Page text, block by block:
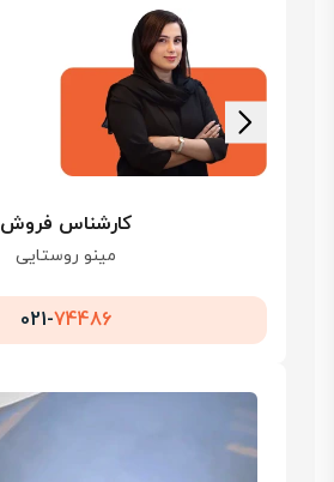
کارشناس فروش
مینو روستایی
021-74486